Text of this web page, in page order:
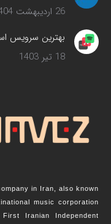
26 اردیبهشت 1404
بهترین سرویس‌
18 تیر 1403
in Iran, also known
music corporation
Iranian Independent